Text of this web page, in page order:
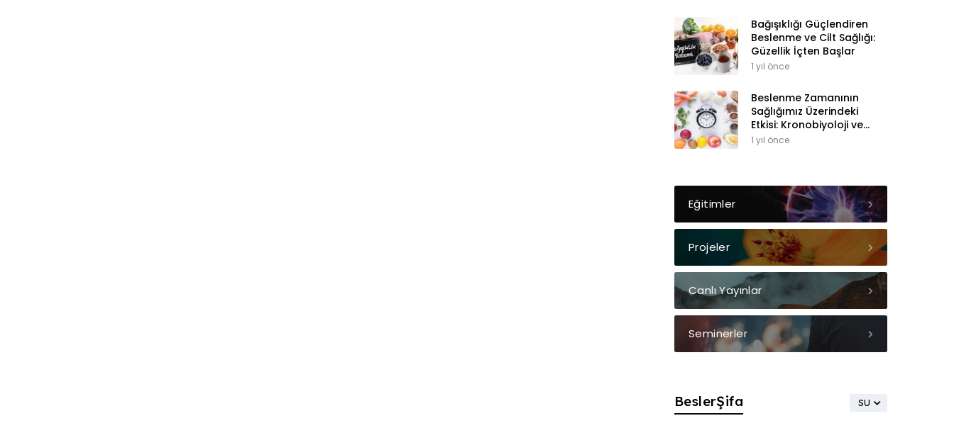
Bağışıklığı Güçlendiren
Beslenme ve Cilt Sağlığı:
Güzellik İçten Başlar
1 yıl önce
Beslenme Zamanının
Sağlığımız Üzerindeki
Etkisi: Kronobiyoloji ve
Sirkadiyen Ritim
1 yıl önce
Eğitimler
Projeler
Canlı Yayınlar
Seminerler
SU
BeslerŞifa